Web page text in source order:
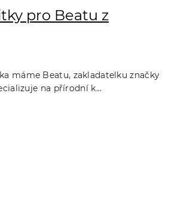
pro Beatu z
máme Beatu, zakladatelku značky
na přírodní k...